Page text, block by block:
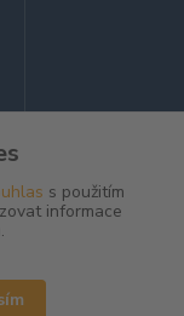
s použitím
informace